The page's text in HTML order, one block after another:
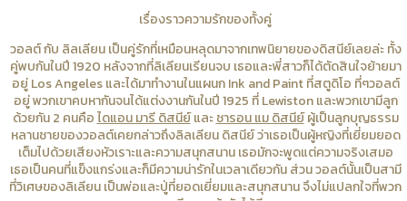
เรื่องราวความรักของทั้งคู่
วอลต์ กับ ลิลเลียน เป็นคู่รักที่เหมือนหลุดมาจากเทพนิยายของดิสนีย์เลยล่ะ ทั้ง
คู่พบกันในปี 1920 หลังจากที่ลิเลียนเรียนจบ เธอและพี่สาวก็ได้ตัดสินใจย้ายมา
อยู่ Los Angeles และได้มาทำงานในแผนก Ink and Paint ที่สตูดิโอ ที่ๆวอลต์
อยู่ พวกเขาคบหากันจนได้แต่งงานกันในปี 1925 ที่ Lewiston และพวกเขามีลูก
ด้วยกัน 2 คนคือไดแอน มารี ดิสนีย์และชารอน แม ดิสนีย์ผู้เป็นลูกบุญธรรม
หลานชายของวอลต์เคยกล่าวถึงลิลเลียน ดิสนีย์ ว่าเธอเป็นผู้หญิงที่เยี่ยมยอด
เต็มไปด้วยเสียงหัวเราะและความสนุกสนาน เธอมักจะพูดแต่ความจริงเสมอ
เธอเป็นคนที่แข็งแกร่งและก็มีความน่ารักในเวลาเดียวกัน ส่วน วอลต์นั้นเป็นสามี
ที่วิเศษของลิเลียน เป็นพ่อและปู่ที่ยอดเยี่ยมและสนุกสนาน จึงไม่แปลกใจที่พวก